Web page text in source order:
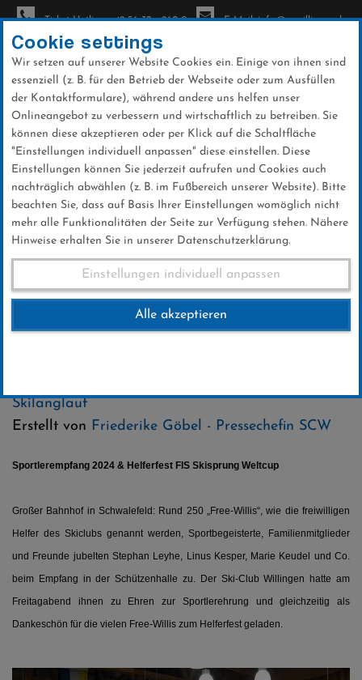
Direkt
zum
Inhalt
Ticket-Hotline: +49 56 32 - 960-0 E-Mail: info@sc-willingen.de
News
Sportlerehrung & Helferfest
des Ski-Club Willingen
Skilanglauf
Erstellt von Friederike Göbel - Pressechefin SCW
Sportlerempfang 2024 & Helferfest FIS Skisprung Weltcup
Großer Bahnhof in Schwalefeld: Rund 250 „Free-Willis“, wie die freiwilligen
Helfer des Skiclubs genannt werden, Sportbegeisterte, Familienmitglieder
und Freunde jubelten Stephan Leyhe, Linus Kesper, Marie Keudel und Co.
beim Empfang in der Schützenhalle zu. Der Ski-Club Willingen hatte am
Freitagabend ihnen zu Ehren zur Sportlerehrung und gleichzeitig als
Dankeschön für die vielen Free-Willis zum Helferfest geladen.
Cookie settings
Wir setzen auf unserer Website Cookies ein. Einige von ihnen sind
essenziell (z. B. für den Betrieb der Webseite oder zum Ausfüllen
der Kontaktformulare), während andere uns helfen unser
Onlineangebot zu verbessern und wirtschaftlich zu betreiben. Sie
können diese akzeptieren oder per Klick auf die Schaltfläche
"Einstellungen individuell anpassen" diese einstellen. Diese
Einstellungen können Sie jederzeit aufrufen und Cookies auch
nachträglich abwählen (z. B. im Fußbereich unserer Website). Bitte
beachten Sie, dass auf Basis Ihrer Einstellungen womöglich nicht
mehr alle Funktionalitäten der Seite zur Verfügung stehen. Nähere
Hinweise erhalten Sie in unserer Datenschutzerklärung.
Einstellungen individuell anpassen
Alle akzeptieren